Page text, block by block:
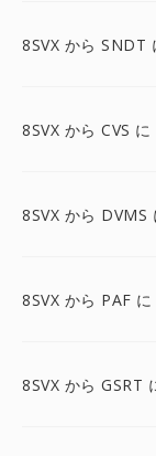
8SVX から SNDT
8SVX から CVS に
8SVX から DVMS
8SVX から PAF に
8SVX から GSRT